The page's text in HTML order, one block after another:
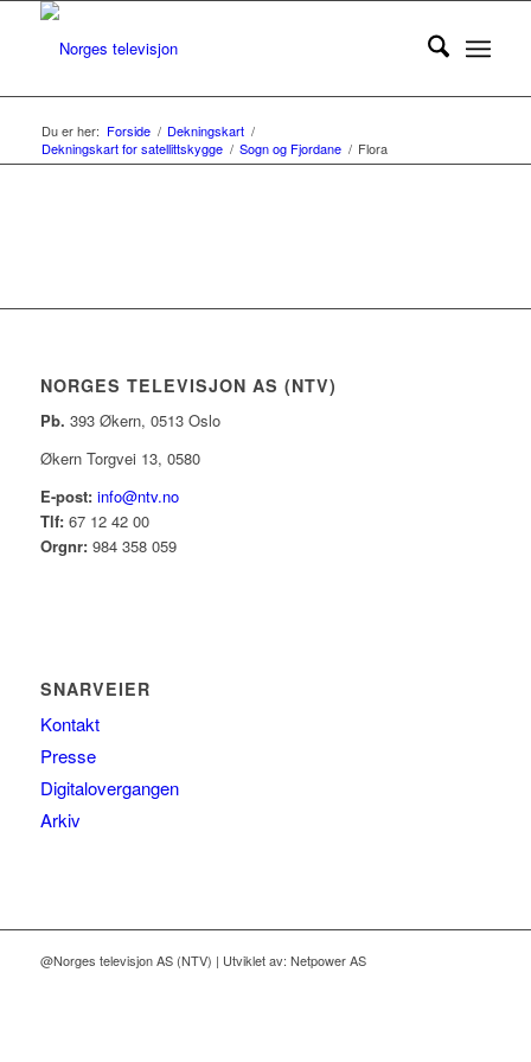
Du er her: Forside / Dekningskart /
Dekningskart for satellittskygge / Sogn og Fjordane / Flora
NORGES TELEVISJON AS (NTV)
Pb. 393 Økern, 0513 Oslo
Økern Torgvei 13, 0580
E-post: info@ntv.no
Tlf:67 12 42 00
Orgnr:984 358 059
SNARVEIER
Kontakt
Presse
Digitalovergangen
Arkiv
@Norges televisjon AS (NTV) | Utviklet av: Netpower AS